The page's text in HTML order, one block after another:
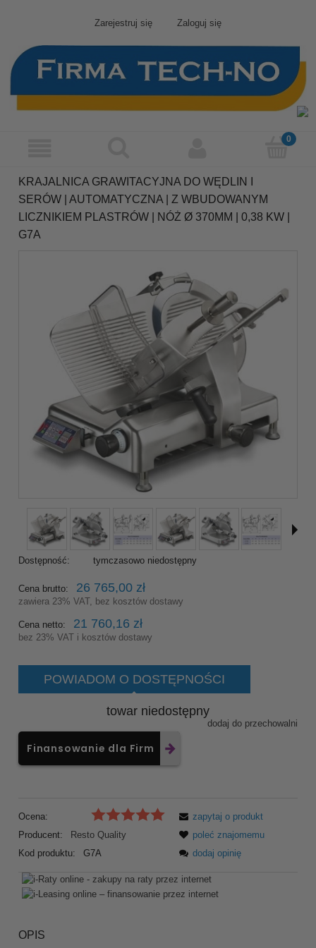
Zarejestruj się Zaloguj się
KRAJALNICA GRAWITACYJNA DO WĘDLIN I
SERÓW | AUTOMATYCZNA | Z WBUDOWANYM
LICZNIKIEM PLASTRÓW | NÓŻ Ø 370MM | 0,38 KW |
G7A
Dostępność: tymczasowo niedostępny
Cena brutto: 26 765,00 zł
zawiera 23% VAT, bez kosztów dostawy
Cena netto: 21 760,16 zł
bez 23% VAT i kosztów dostawy
POWIADOM O DOSTĘPNOŚCI
towar niedostępny
dodaj do przechowalni
Finansowanie dla Firm
Ocena:
Producent:
Resto Quality
Kod produktu:
G7A
zapytaj o produkt
poleć znajomemu
dodaj opinię
OPIS